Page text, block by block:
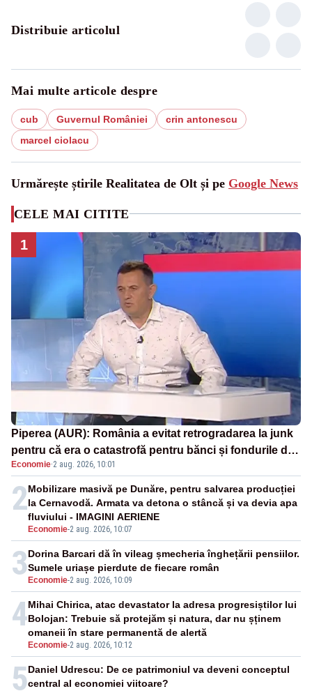
Distribuie articolul
Mai multe articole despre
cub Guvernul României
crin antonescu
marcel ciolacu
Urmărește știrile Realitatea de Olt și pe Google News
CELE MAI CITITE
1
Piperea (AUR): România a evitat retrogradarea la junk
pentru că era o catastrofă pentru bănci și fondurile de
pensii
Economie·2 aug. 2026, 10:01
2
Economie-2 aug. 2026, 10:07
Mobilizare masivă pe Dunăre, pentru salvarea producției
la Cernavodă. Armata va detona o stâncă și va devia apa
fluviului - IMAGINI AERIENE
3 Economie-2 aug. 2026, 10:09
Dorina Barcari dă în vileag șmecheria înghețării pensiilor.
Sumele uriașe pierdute de fiecare român
4
Economie-2 aug. 2026, 10:12
Mihai Chirica, atac devastator la adresa progresiștilor lui
Bolojan: Trebuie să protejăm și natura, dar nu șținem
omaneii în stare permanentă de alertă
5Daniel Udrescu: De ce patrimoniul va deveni conceptul
central al economiei viitoare?